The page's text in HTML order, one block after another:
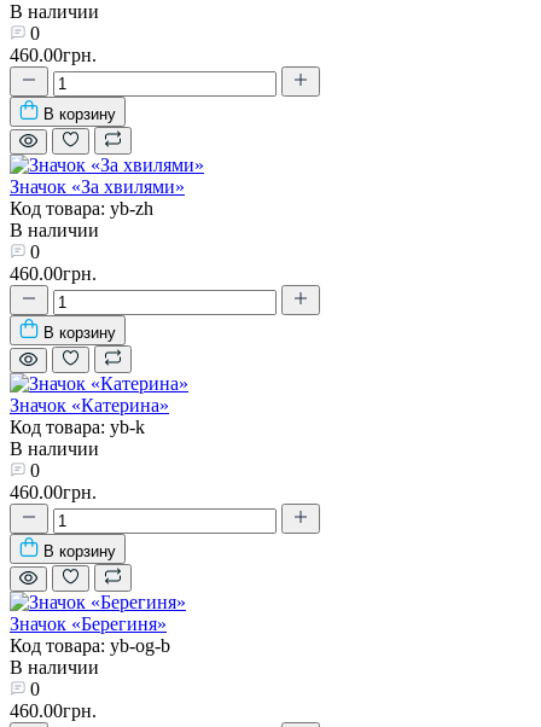
В наличии
0
460.00грн.
В корзину
Значок «За хвилями»
Код товара: yb-zh
В наличии
0
460.00грн.
В корзину
Значок «Катерина»
Код товара: yb-k
В наличии
0
460.00грн.
В корзину
Значок «Берегиня»
Код товара: yb-og-b
В наличии
0
460.00грн.